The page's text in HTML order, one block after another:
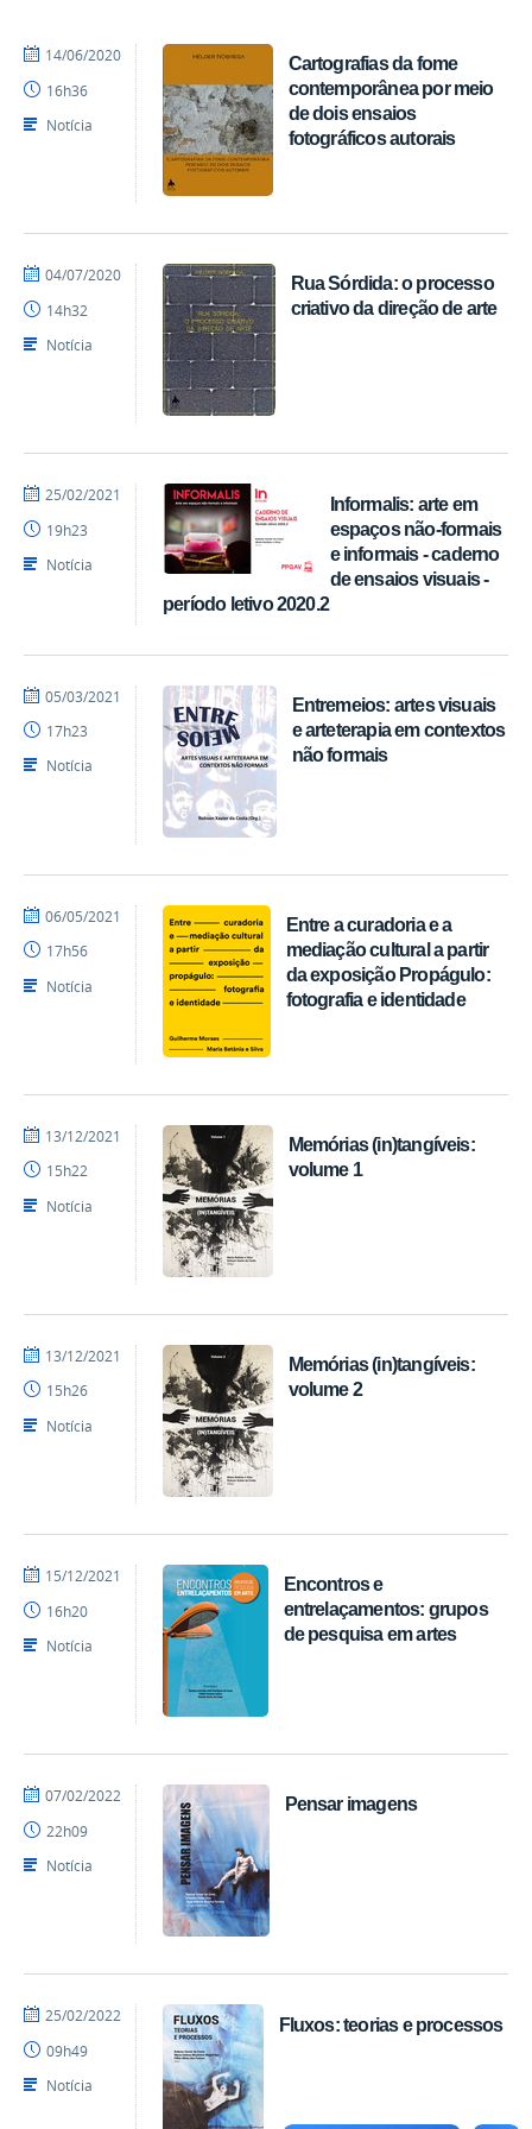
Cartografias da fome
contemporânea por meio
de dois ensaios
fotográficos autorais
por
CCTA
publicado
14/06/2020
16h36
Notícia
Rua Sórdida: o processo
criativo da direção de arte
por
CCTA
publicado
04/07/2020
14h32
Notícia
Informalis: arte em
espaços não-formais
e informais - caderno
de ensaios visuais -
período letivo 2020.2
por
CCTA
publicado
25/02/2021
19h23
Notícia
Entremeios: artes visuais
e arteterapia em contextos
não formais
por
CCTA
publicado
05/03/2021
17h23
Notícia
Entre a curadoria e a
mediação cultural a partir
da exposição Propágulo:
fotografia e identidade
por
CCTA
publicado
06/05/2021
17h56
Notícia
Memórias (in)tangíveis:
volume 1
por
CCTA
publicado
13/12/2021
15h22
Notícia
Memórias (in)tangíveis:
volume 2
por
CCTA
publicado
13/12/2021
15h26
Notícia
Encontros e
entrelaçamentos: grupos
de pesquisa em artes
por
CCTA
publicado
15/12/2021
16h20
Notícia
Pensar imagens
por
CCTA
publicado
07/02/2022
22h09
Notícia
Fluxos: teorias e processos
por
CCTA
publicado
25/02/2022
09h49
Notícia